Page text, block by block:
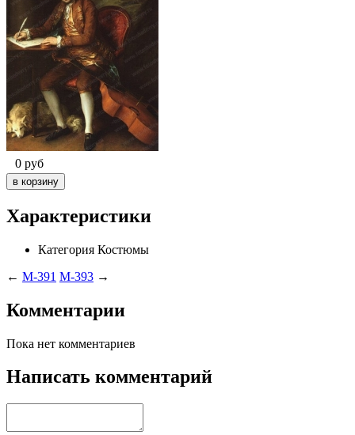
0 руб
Характеристики
Категория Костюмы
← M-391 M-393 →
Комментарии
Пока нет комментариев
Написать комментарий